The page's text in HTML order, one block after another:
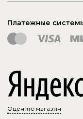
Платежные
Оцените магазин